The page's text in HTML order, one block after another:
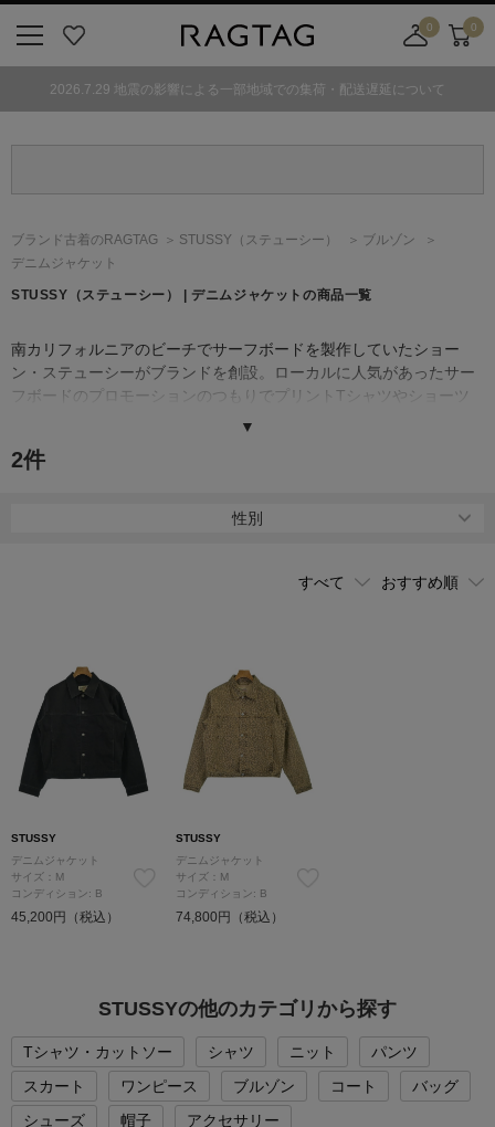
気
0
舗
カ
ト
0
2026.7.29 地震の影響による一部地域での集荷・配送遅延について
ブランド古着のRAGTAG STUSSY （ステューシー）
ブルゾン
デニムジャケット
STUSSY （ステューシー） | デニムジャケットの商品一覧
南カリフォルニアのビーチでサーフボードを製作していたショー
ン・ステューシーがブランドを創設。ローカルに人気があったサー
フボードのプロモーションのつもりでプリントTシャツやショーツ
その後、［Supreme（シュプリーム）］ 創設者のジェームス・ジェ
トボーダーの間で大ブレイク。日本でも、全国に店舗を構える人気
▼
2件
性別
STUSSY
デニムジャケット
サイズ：M
コンディション: B
45,200円（税込）
STUSSY
デニムジャケット
サイズ：M
コンディション: B
74,800円（税込）
STUSSYの他のカテゴリから探す
Tシャツ・カットソー シャツ ニット
パンツ
スカート
ワンピース ブルゾン コート
バッグ
シューズ
帽子 アクセサリー